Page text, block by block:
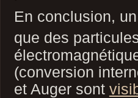
En conclusion,
que des
(conversion
et Auger sont